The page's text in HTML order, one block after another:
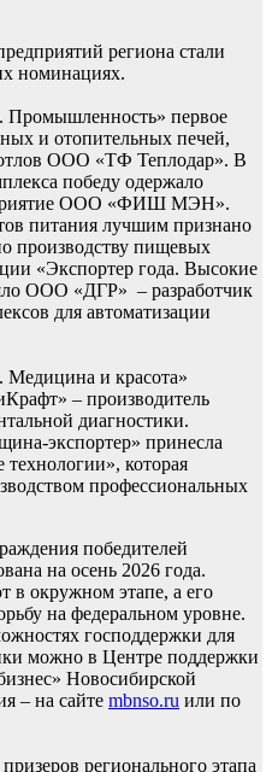
региона стали
номинациях.
Промышленность» первое
и отопительных печей,
ООО «ТФ Теплодар». В
победу одержало
ООО «ФИШ МЭН».
питания лучшим признано
производству пищевых
«Экспортер года. Высокие
ООО «ДГР» – разработчик
для автоматизации
и красота»
– производитель
диагностики.
экспортер» принесла
которая
профессиональных
победителей
на осень 2026 года.
в окружном этапе, а его
на федеральном уровне.
господдержки для
можно в Центре поддержки
Новосибирской
– на сайте mbnso.ru или по
регионального этапа